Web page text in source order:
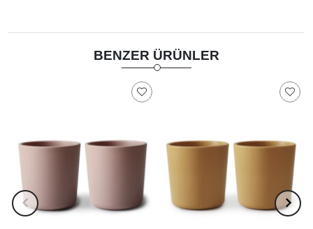
BENZER ÜRÜNLER